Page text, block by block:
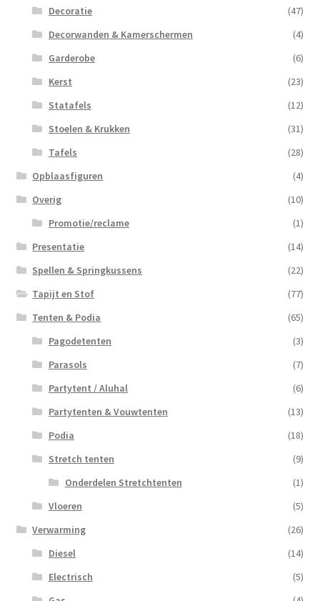
Decoratie
(47)
Decorwanden & Kamerschermen
(4)
Garderobe
(6)
Kerst
(23)
Statafels
(12)
Stoelen & Krukken
(31)
Tafels
(28)
Opblaasfiguren
(4)
Overig
(10)
Promotie/reclame
(1)
Presentatie
(14)
Spellen & Springkussens
(22)
Tapijt en Stof
(77)
Tenten & Podia
(65)
Pagodetenten
(3)
Parasols
(7)
Partytent / Aluhal
(6)
Partytenten & Vouwtenten
(13)
Podia
(18)
Stretch tenten
(9)
Onderdelen Stretchtenten
(1)
Vloeren
(5)
Verwarming
(26)
Diesel
(14)
Electrisch
(5)